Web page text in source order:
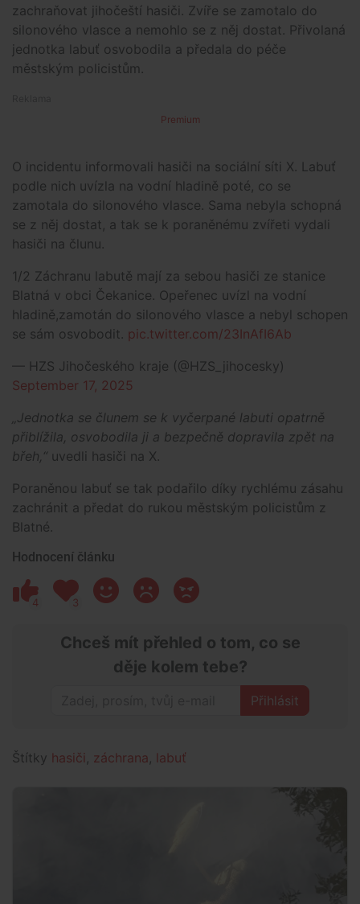
zachraňovat jihočeští hasiči. Zvíře se zamotalo do
silonového vlasce a nemohlo se z něj dostat. Přivolaná
jednotka labuť osvobodila a předala do péče
městským policistům.
Premium
O incidentu informovali hasiči na sociální síti X. Labuť
podle nich uvízla na vodní hladině poté, co se
zamotala do silonového vlasce. Sama nebyla schopná
se z něj dostat, a tak se k poraněnému zvířeti vydali
hasiči na člunu.
1/2 Záchranu labutě mají za sebou hasiči ze stanice
Blatná v obci Čekanice. Opeřenec uvízl na vodní
hladině,zamotán do silonového vlasce a nebyl schopen
se sám osvobodit. pic.twitter.com/23InAfI6Ab
— HZS Jihočeského kraje (@HZS_jihocesky)
September 17, 2025
„Jednotka se člunem se k vyčerpané labuti opatrně
přiblížila, osvobodila ji a bezpečně dopravila zpět na
břeh,“ uvedli hasiči na X.
Poraněnou labuť se tak podařilo díky rychlému zásahu
zachránit a předat do rukou městským policistům z
Blatné.
Hodnocení článku
4 3
Chceš mít přehled o tom, co se
děje kolem tebe?
Přihlásit
Štítky hasiči záchrana labuť